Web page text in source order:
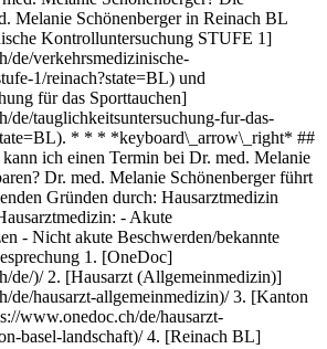
Melanie Schönenberger in Reinach BL
Kontrolluntersuchung STUFE 1]
de/verkehrsmedizinische-
1/reinach?state=BL) und
für das Sporttauchen]
de/tauglichkeitsuntersuchung-fur-das-
* * * *keyboard\_arrow\_right* ##
ich einen Termin bei Dr. med. Melanie
Dr. med. Melanie Schönenberger führt
Gründen durch: Hausarztmedizin
- Akute
- Nicht akute Beschwerden/bekannte
1. [OneDoc](https://www.onedoc.ch/de/)/ 2. [Hausarzt (Allgemeinmedizin)](https://www.onedoc.ch/de/hausarzt-allgemeinmedizin)/ 3. [Kanton Basel-Landschaft](https://www.onedoc.ch/de/hausarzt-allgemeinmedizin/kanton-basel-landschaft)/ 4. [Reinach BL](https://www.onedoc.ch/de/hausarzt-allgemeinmedizin/reinach?state=BL)/ 5. Dr. med. Melanie Schönenberger ### Termin buchen bei Dr. med. Melanie Schönenberger Füllen Sie die folgenden Felder aus 1 Ihr Patient:innenstatus Ich bin Neupatient:in bei Dr. med. Schönenberger Ich bin bereits als Patient:in erfasst bei Dr. med. Schönenberger * * * *touch\_app* Wählen Sie einen Termin *chevron\_left* Mi. 05 Aug. *chevron\_right* Mehr Termine anzeigen Zeitfenster Termin buchen ### Laden Sie die OneDoc-App herunter Buchen Sie online einen Termin bei einem Arzt, Zahnarzt oder Therapeuten in Ihrer Nähe in der Schweiz. Mit der OneDoc-App können Sie alle Ihre medizinischen Termine von Ihrem Handy aus verwalten, jederzeit und überall. ![QR-Code, der zum Apple App Store oder Google Play leitet, um die OneDoc Patienten-App zu laden](https://www.onedoc.ch/assets/images/download-app-qr.jpeg) Scannen Sie den QR-Code, um die App herunterzuladen [![Laden Sie unsere App im App Store herunter!](https://www.onedoc.ch/assets/images/app-store-badge-de.svg)](https://apps.apple.com/ch/app/onedoc/id1592376413?l=fr)[![Laden Sie unsere App im Google Play Store herunter!](https://www.onedoc.ch/assets/images/google-play-badge-de.png)](https://play.google.com/store/apps/details?id=ch.onedoc.patient&hl=fr-CH) *keyboard\_arrow\_right* ## Verwandte Fachgebiete [Hausarzt (Allgemeinmedizin) in Basel](https://www.onedoc.ch/de/hausarzt-allgemeinmedizin/basel)[Hausarzt (Allgemeinmedizin) in Aarau](https://www.onedoc.ch/de/hausarzt-allgemeinmedizin/aarau)[Hausarzt (Allgemeinmedizin) in Olten](https://www.onedoc.ch/de/hausarzt-allgemeinmedizin/olten)[Hausarzt (Allgemeinmedizin) in Reinach BL](https://www.onedoc.ch/de/hausarzt-allgemeinmedizin/reinach?state=BL)[Hausarzt (Allgemeinmedizin) in Grenchen SO](https://www.onedoc.ch/de/hausarzt-allgemeinmedizin/grenchen?state=SO)[Hausarzt (Allgemeinmedizin) in Hunzenschwil](https://www.onedoc.ch/de/hausarzt-allgemeinmedizin/hunzenschwil)[Hausarzt (Allgemeinmedizin) in Binningen](https://www.onedoc.ch/de/hausarzt-allgemeinmedizin/binningen)[Hausarzt (Allgemeinmedizin) in Bätterkinden](https://www.onedoc.ch/de/hausarzt-allgemeinmedizin/batterkinden)[Hausarzt (Allgemeinmedizin) in Orpund](https://www.onedoc.ch/de/hausarzt-allgemeinmedizin/orpund)[Hausarzt (Allgemeinmedizin) in Delsberg](https://www.onedoc.ch/de/hausarzt-allgemeinmedizin/delsberg)[Hausarzt (Allgemeinmedizin) in Brugg AG](https://www.onedoc.ch/de/hausarzt-allgemeinmedizin/brugg?state=AG)[Hausarzt (Allgemeinmedizin) in Windisch](https://www.onedoc.ch/de/hausarzt-allgemeinmedizin/windisch)[Hausarzt (Allgemeinmedizin) in Riehen](https://www.onedoc.ch/de/hausarzt-allgemeinmedizin/riehen)[Hausarzt (Allgemeinmedizin) in Langenthal](https://www.onedoc.ch/de/hausarzt-allgemeinmedizin/langenthal)[Hausarzt (Allgemeinmedizin) in Pruntrut](https://www.onedoc.ch/de/hausarzt-allgemeinmedizin/pruntrut)[Hausarzt (Allgemeinmedizin) in Nebikon](https://www.onedoc.ch/de/hausarzt-allgemeinmedizin/nebikon)[Hausarzt (Allgemeinmedizin) in Schötz](https://www.onedoc.ch/de/hausarzt-allgemeinmedizin/schotz)[Hausarzt (Allgemeinmedizin) in Gebenstorf](https://www.onedoc.ch/de/hausarzt-allgemeinmedizin/gebenstorf)[Hausarzt (Allgemeinmedizin) in Oensingen](https://www.onedoc.ch/de/hausarzt-allgemeinmedizin/oensingen)[Hausarzt (Allgemeinmedizin) in Rüdtligen](https://www.onedoc.ch/de/hausarzt-allgemeinmedizin/rudtligen)[Hausarzt (Allgemeinmedizin) in Tavannes](https://www.onedoc.ch/de/hausarzt-allgemeinmedizin/tavannes) *keyboard\_arrow\_right* ## Verwandte Expertisen [Verkehrsmedizinische Kontrolluntersuchung STUFE 1 in Basel](https://www.onedoc.ch/de/verkehrsmedizinische-kontrolluntersuchung-stufe-1/basel)[Verkehrsmedizinische Kontrolluntersuchung STUFE 1 in Liestal](https://www.onedoc.ch/de/verkehrsmedizinische-kontrolluntersuchung-stufe-1/liestal)[Verkehrsmedizinische Kontrolluntersuchung STUFE 1 in Aarau](https://www.onedoc.ch/de/verkehrsmedizinische-kontrolluntersuchung-stufe-1/aarau)[Verkehrsmedizinische Kontrolluntersuchung STUFE 1 in Brugg AG](https://www.onedoc.ch/de/verkehrsmedizinische-kontrolluntersuchung-stufe-1/brugg?state=AG)[Verkehrsmedizinische Kontrolluntersuchung STUFE 1 in Reinach BL](https://www.onedoc.ch/de/verkehrsmedizinische-kontrolluntersuchung-stufe-1/reinach?state=BL)[Verkehrsmedizinische Kontrolluntersuchung STUFE 1 in Orpund](https://www.onedoc.ch/de/verkehrsmedizinische-kontrolluntersuchung-stufe-1/orpund)[Verkehrsmedizinische Kontrolluntersuchung STUFE 1 in Bätterkinden](https://www.onedoc.ch/de/verkehrsmedizinische-kontrolluntersuchung-stufe-1/batterkinden)[Verkehrsmedizinische Kontrolluntersuchung STUFE 1 in Binningen](https://www.onedoc.ch/de/verkehrsmedizinische-kontrolluntersuchung-stufe-1/binningen)[Verkehrsmedizinische Kontrolluntersuchung STUFE 1 in Windisch](https://www.onedoc.ch/de/verkehrsmedizinische-kontrolluntersuchung-stufe-1/windisch)[Verkehrsmedizinische Kontrolluntersuchung STUFE 1 in Nebikon](https://www.onedoc.ch/de/verkehrsmedizinische-kontrolluntersuchung-stufe-1/nebikon)[Verkehrsmedizinische Kontrolluntersuchung STUFE 1 in Schöftland](https://www.onedoc.ch/de/verkehrsmedizinische-kontrolluntersuchung-stufe-1/schoftland)[Verkehrsmedizinische Kontrolluntersuchung STUFE 1 in Grandval](https://www.onedoc.ch/de/verkehrsmedizinische-kontrolluntersuchung-stufe-1/grandval)[Verkehrsmedizinische Kontrolluntersuchung STUFE 1 in Lenzburg](https://www.onedoc.ch/de/verkehrsmedizinische-kontrolluntersuchung-stufe-1/lenzburg)[Verkehrsmedizinische Kontrolluntersuchung STUFE 1 in Chevenez](https://www.onedoc.ch/de/verkehrsmedizinische-kontrolluntersuchung-stufe-1/chevenez)[Verkehrsmedizinische Kontrolluntersuchung STUFE 1 in Coeuve](https://www.onedoc.ch/de/verkehrsmedizinische-kontrolluntersuchung-stufe-1/coeuve)[Verkehrsmedizinische Kontrolluntersuchung STUFE 1 in Pruntrut](https://www.onedoc.ch/de/verkehrsmedizinische-kontrolluntersuchung-stufe-1/pruntrut)[Verkehrsmedizinische Kontrolluntersuchung STUFE 1 in Grenchen SO](https://www.onedoc.ch/de/verkehrsmedizinische-kontrolluntersuchung-stufe-1/grenchen?state=SO)[Verkehrsmedizinische Kontrolluntersuchung STUFE 1 in Trimbach](https://www.onedoc.ch/de/verkehrsmedizinische-kontrolluntersuchung-stufe-1/trimbach)[Verkehrsmedizinische Kontrolluntersuchung STUFE 1 in Rüdtligen](https://www.onedoc.ch/de/verkehrsmedizinische-kontrolluntersuchung-stufe-1/rudtligen)[Verkehrsmedizinische Kontrolluntersuchung STUFE 1 in Witterswil](https://www.onedoc.ch/de/verkehrsmedizinische-kontrolluntersuchung-stufe-1/witterswil)[Verkehrsmedizinische Kontrolluntersuchung STUFE 1 in Koppigen](https://www.onedoc.ch/de/verkehrsmedizinische-kontrolluntersuchung-stufe-1/koppigen) *keyboard\_arrow\_right* ## Beliebte Suchbegriffe [Physiotherapeut in Basel](https://www.onedoc.ch/de/physiotherapeut/basel)[Gynäkologe (Frauenarzt und Geburtshelfer) in Aarau](https://www.onedoc.ch/de/gynakologe-frauenarzt-und-geburtshelfer/aarau)[Facharzt für Allgemeine Innere Medizin in Basel](https://www.onedoc.ch/de/facharzt-fur-allgemeine-innere-medizin/basel)[Hausarzt (Allgemeinmedizin) in Basel](https://www.onedoc.ch/de/hausarzt-allgemeinmedizin/basel)[Impfzentrum in Basel](https://www.onedoc.ch/de/impfzentrum/basel)[Augenarzt in Aarau](https://www.onedoc.ch/de/augenarzt/aarau)[Gesundheitsdienstleistungen der Apotheke in Basel](https://www.onedoc.ch/de/gesundheitsdienstleistungen-der-apotheke/basel)[Hautarzt (Dermatologe) in Basel](https://www.onedoc.ch/de/hautarzt-dermatologe/basel)[Gynäkologe (Frauenarzt und Geburtshelfer) in Basel](https://www.onedoc.ch/de/gynakologe-frauenarzt-und-geburtshelfer/basel)[Augenarzt in Olten](https://www.onedoc.ch/de/augenarzt/olten)[Urologe in Basel](https://www.onedoc.ch/de/urologe/basel)[Manuelle Lymphdrainage Therapeut in Basel](https://www.onedoc.ch/de/manuelle-lymphdrainage-therapeut/basel)[Personal Trainer in Muttenz](https://www.onedoc.ch/de/personal-trainer/muttenz)[Physiotherapeut in Muttenz](https://www.onedoc.ch/de/physiotherapeut/muttenz)[Physiotherapeut in Allschwil](https://www.onedoc.ch/de/physiotherapeut/allschwil)[Facharzt für Allgemeine Innere Medizin in Liestal](https://www.onedoc.ch/de/facharzt-fur-allgemeine-innere-medizin/liestal)[Masseur (klassische Massage) in Muttenz](https://www.onedoc.ch/de/masseur-klassische-massage/muttenz)[Facharzt für Allgemeine Innere Medizin in Aarau](https://www.onedoc.ch/de/facharzt-fur-allgemeine-innere-medizin/aarau)[Hautarzt (Dermatologe) in Olten](https://www.onedoc.ch/de/hautarzt-dermatologe/olten)[Kinderarzt in Rheinfelden](https://www.onedoc.ch/de/kinderarzt/rheinfelden)[Spezialist für ästhetische Medizin in Lenzburg](https://www.onedoc.ch/de/spezialist-fur-asthetische-medizin/lenzburg) *keyboard\_arrow\_right* ## Finden Sie einen Arzt oder Therapeuten [Ärzte- und Therapeutenverzeichnis](https://www.onedoc.ch/de/verzeichnis) [A](https://www.onedoc.ch/de/verzeichnis/A) [B](https://www.onedoc.ch/de/verzeichnis/B) [C](https://www.onedoc.ch/de/verzeichnis/C) [D](https://www.onedoc.ch/de/verzeichnis/D) [E](https://www.onedoc.ch/de/verzeichnis/E) [F](https://www.onedoc.ch/de/verzeichnis/F) [G](https://www.onedoc.ch/de/verzeichnis/G) [H](https://www.onedoc.ch/de/verzeichnis/H) [I](https://www.onedoc.ch/de/verzeichnis/I) [J](https://www.onedoc.ch/de/verzeichnis/J) [K](https://www.onedoc.ch/de/verzeichnis/K) [L](https://www.onedoc.ch/de/verzeichnis/L) [M](https://www.onedoc.ch/de/verzeichnis/M) [N](https://www.onedoc.ch/de/verzeichnis/N) [O](https://www.onedoc.ch/de/verzeichnis/O) [P](https://www.onedoc.ch/de/verzeichnis/P) [Q](https://www.onedoc.ch/de/verzeichnis/Q) [R](https://www.onedoc.ch/de/verzeichnis/R) [S](https://www.onedoc.ch/de/verzeichnis/S) [T](ht